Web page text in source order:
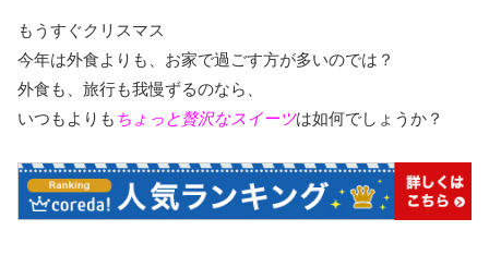
もうすぐクリスマス
今年は外食よりも、お家で過ごす方が多いのでは？
外食も、旅行も我慢ずるのなら、
いつもよりも ちょっと贅沢なスイーツは如何でしょうか？